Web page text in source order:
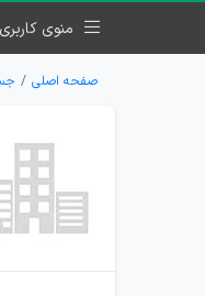
منوی کاربری
صفحه اصلی